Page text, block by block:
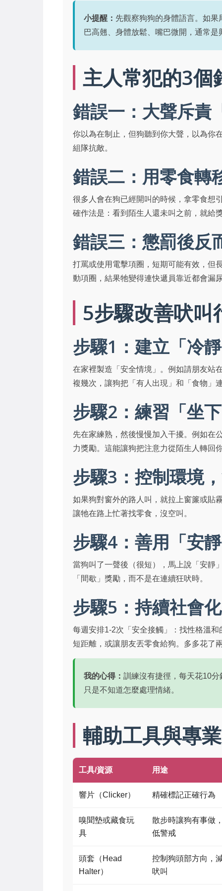
小提醒： 先觀察狗狗的身體語言。如
巴高翹、身體放鬆、嘴巴微開，通常
主人常犯的3個
錯誤一：大聲斥責
你以為在制止，但狗聽到你大聲，以為你
組隊抗敵。
錯誤二：用零食轉
很多人會在狗已經開叫的時候，拿零食想
確作法是：看到陌生人還未叫之前，就給
錯誤三：懲罰後反
打罵或使用電擊項圈，短期可能有效，但
動項圈，結果牠變得連快遞員靠近都會漏
5步驟改善吠叫
步驟1：建立「冷
在家裡製造「安全情境」。例如請朋友站
複幾次，讓狗把「有人出現」和「食物」
步驟2：練習「坐
先在家練熟，然後慢慢加入干擾。例如在
力獎勵。這能讓狗把注意力從陌生人轉回
步驟3：控制環境
如果狗對窗外的路人叫，就拉上窗簾或貼
讓牠在路上忙著找零食，沒空叫。
步驟4：善用「安
當狗叫了一聲後（很短），馬上說「安靜
「間歇」獎勵，而不是在連續狂吠時。
步驟5：持續社會
每週安排1-2次「安全接觸」：找性格溫
短距離，或讓朋友丟零食給狗。多多花了
我的心得： 訓練沒有捷徑，每天花10
只是不知道怎麼處理情緒。
輔助工具與專
工具/資源 用途
響片（Clicker） 精確標記正確行為
嗅聞墊或藏食玩
具
散步時讓狗有事做
低警戒
頭套（Head
Halter）
控制狗頭部方向，
吠叫